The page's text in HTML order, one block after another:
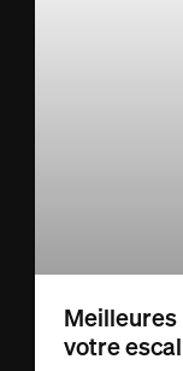
Meilleures
votre